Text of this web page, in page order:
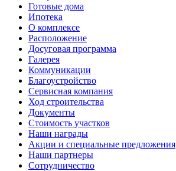
Готовые дома
Ипотека
О комплексе
Расположение
Досуговая программа
Галерея
Коммуникации
Благоустройство
Сервисная компания
Ход строительства
Документы
Стоимость участков
Наши награды
Акции и специальные предложения
Наши партнеры
Сотрудничество